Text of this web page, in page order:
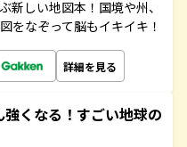
新しい地図本！国境や州、
をなぞって脳もイキイキ！
詳細を見る
くなる！すごい地球の